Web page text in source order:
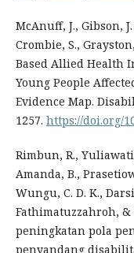
McAnuff, J., Gibson,
Crombie, S.,
Based Allied Health
Young People
Evidence Map.
1257. https://doi.org/
Rimbun, R.,
Amanda, B.,
Wungu, C. D. K.,
Fathimatuzzahroh, &
peningkatan pola
penyandang